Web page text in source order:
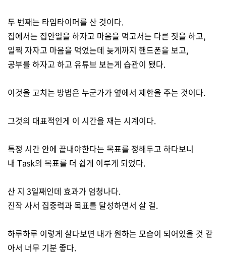
두 번째는 타임타이머를 산 것이다.
집에서는 집안일을 하자고 마음을 먹고서는 다른 짓을 하고,
일찍 자자고 마음을 먹었는데 늦게까지 핸드폰을 보고,
공부를 하자고 하고 유튜브 보는게 습관이 됐다.
이것을 고치는 방법은 누군가가 옆에서 제한을 주는 것이다.
그것의 대표적인게 이 시간을 재는 시계이다.
특정 시간 안에 끝내야한다는 목표를 정해두고 하다보니
내 Task의 목표를 더 쉽게 이루게 되었다.
산 지 3일째인데 효과가 엄청나다.
진작 사서 집중력과 목표를 달성하면서 살 걸.
하루하루 이렇게 살다보면 내가 원하는 모습이 되어있을 것 같
아서 너무 기분 좋다.